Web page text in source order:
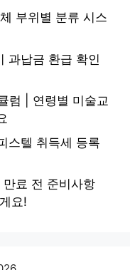
부위별 분류 시스
과납금 환급 확인
럼 | 연령별 미술교
스텔 취득세 등록
료 전 준비사항
요!